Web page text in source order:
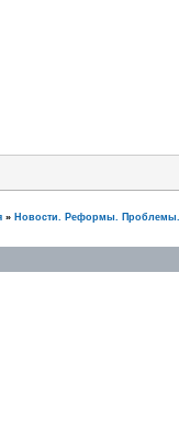
» Новости. Реформы. Проблемы.